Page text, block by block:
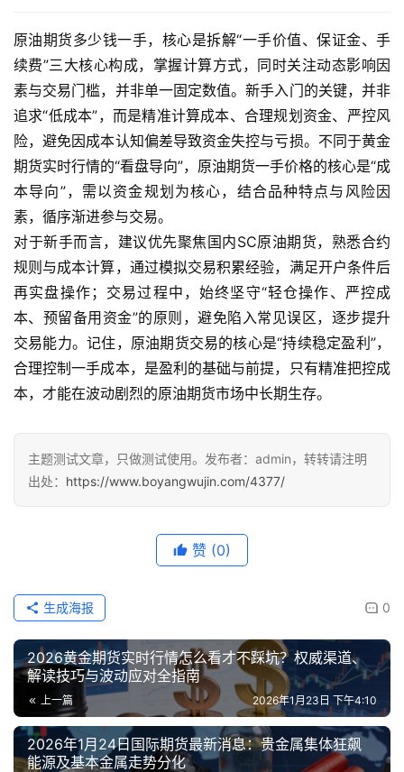
原油期货多少钱一手，核心是拆解“一手价值、保证金、手
续费”三大核心构成，掌握计算方式，同时关注动态影响因
素与交易门槛，并非单一固定数值。新手入门的关键，并非
追求“低成本”，而是精准计算成本、合理规划资金、严控风
险，避免因成本认知偏差导致资金失控与亏损。不同于黄金
期货实时行情的“看盘导向”，原油期货一手价格的核心是“成
本导向”，需以资金规划为核心，结合品种特点与风险因
素，循序渐进参与交易。
对于新手而言，建议优先聚焦国内SC原油期货，熟悉合约
规则与成本计算，通过模拟交易积累经验，满足开户条件后
再实盘操作；交易过程中，始终坚守“轻仓操作、严控成
本、预留备用资金”的原则，避免陷入常见误区，逐步提升
交易能力。记住，原油期货交易的核心是“持续稳定盈利”，
合理控制一手成本，是盈利的基础与前提，只有精准把控成
本，才能在波动剧烈的原油期货市场中长期生存。
主题测试文章，只做测试使用。发布者：admin，转转请注明
出处： https://www.boyangwujin.com/4377/
赞 (0)
0
生成海报
2026黄金期货实时行情怎么看才不踩坑？权威渠道、
解读技巧与波动应对全指南
上一篇 2026年1月23日 下午4:10
2026年1月24日国际期货最新消息：贵金属集体狂飙
能源及基本金属走势分化